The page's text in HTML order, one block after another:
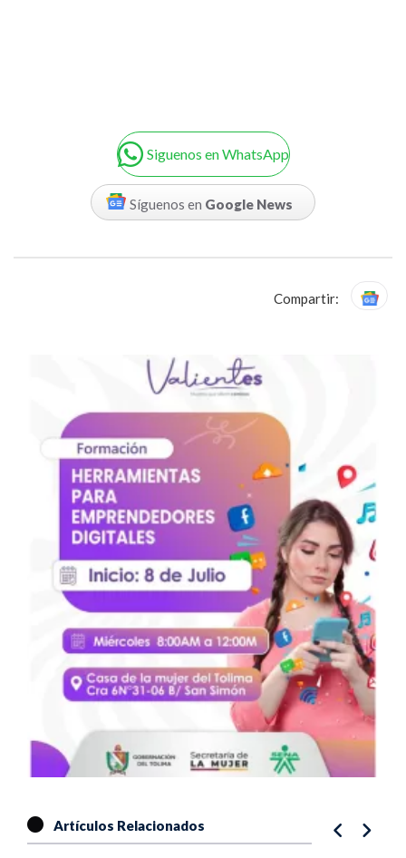
Siguenos en WhatsApp
Síguenos en Google News
Compartir:
Artículos Relacionados